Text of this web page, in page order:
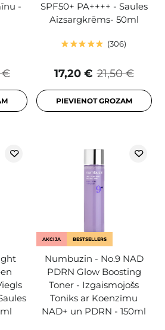
-
€
SPF50+ PA++++ - Saules
Aizsargkrēms- 50ml
306
21,50 €
17,20 €
PIEVIENOT GROZAM
AKCIJA BESTSELLERS
Numbuzin - No.9 NAD
PDRN Glow Boosting
Toner - Izgaismojošs
Toniks ar Koenzīmu
NAD+ un PDRN - 150ml